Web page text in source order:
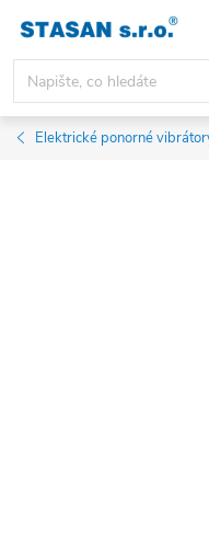
obsah
Elektrické ponorné